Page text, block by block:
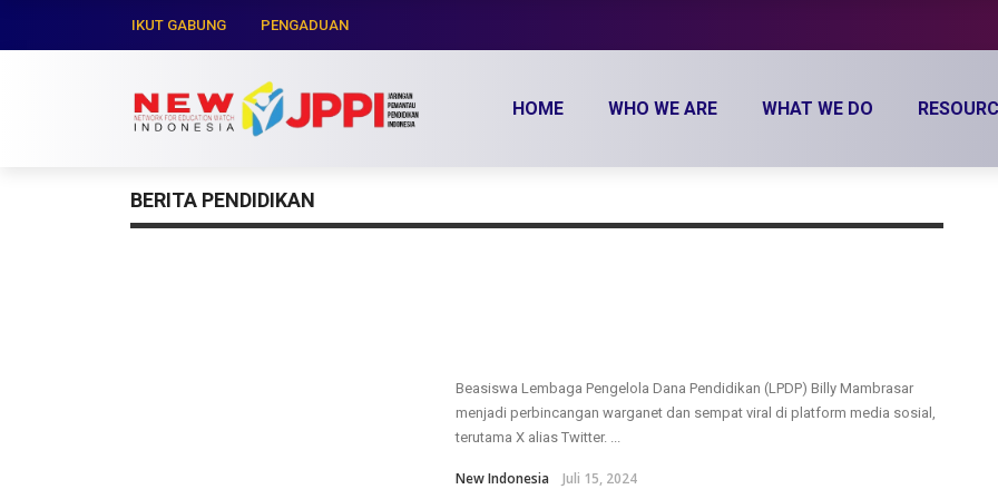
IKUT GABUNG PENGADUAN
HOME WHO WE ARE WHAT WE DO
BERITA PENDIDIKAN
Beasiswa Lembaga Pengelola Dana Pendidikan (LPDP) Billy Mambrasar
menjadi perbincangan warganet dan sempat viral di platform media sosial,
terutama X alias Twitter. ...
New Indonesia Juli 15, 2024